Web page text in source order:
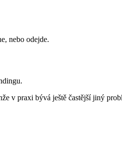
nebo odejde.
v praxi bývá ještě častější jiný